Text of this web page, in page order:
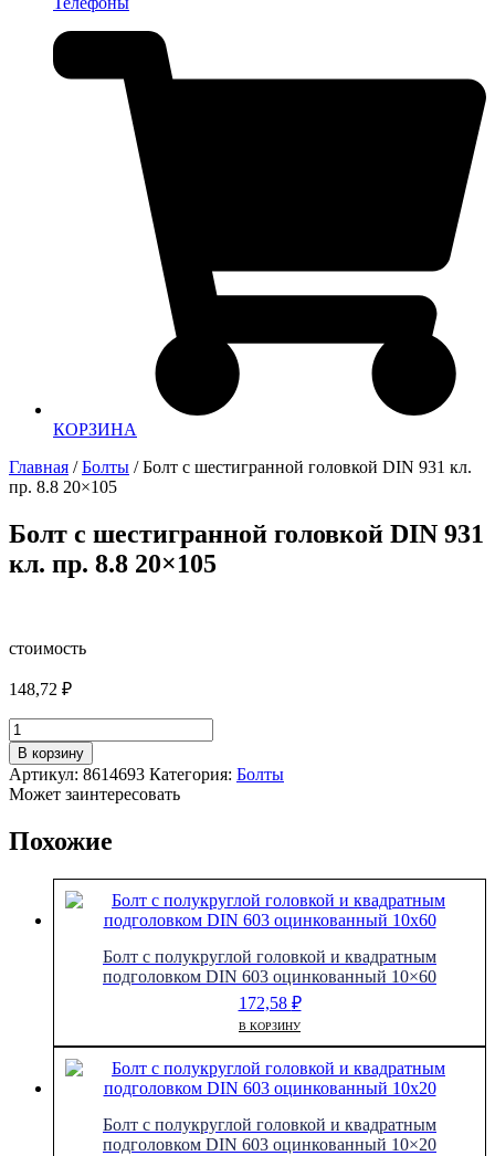
КОРЗИНА
Главная /Болты / Болт с шестигранной головкой DIN 931 кл.
пр. 8.8 20×105
Болт с шестигранной головкой DIN 931
кл. пр. 8.8 20×105
стоимость
148,72 ₽
Количество
товара
Болт
с
шестигранной
DIN
В корзину
Артикул: 8614693 Категория: Болты
Может заинтересовать
Похожие
Болт с полукруглой головкой и квадратным
подголовком DIN 603 оцинкованный 10×60
172,58 ₽
В КОРЗИНУ
Болт с полукруглой головкой и квадратным
подголовком DIN 603 оцинкованный 10×20